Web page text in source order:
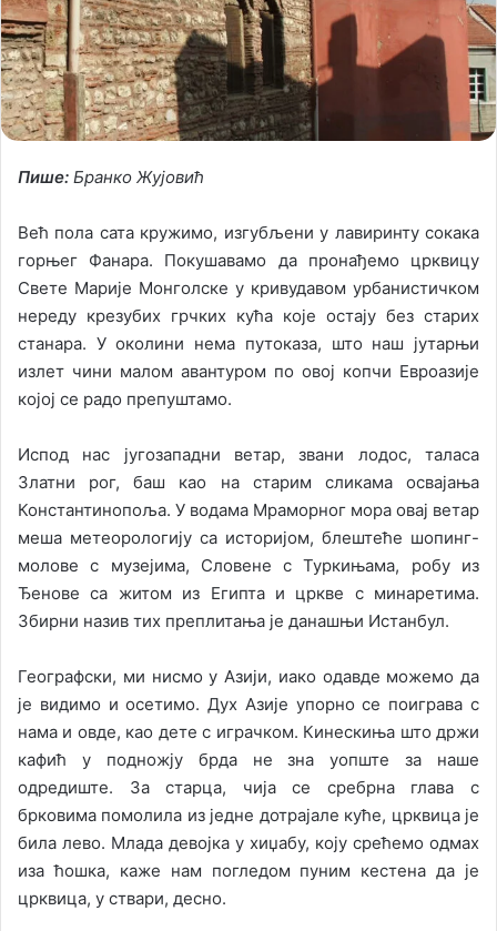
i
l
Пише: Бранко Жујовић
Већ пола сата кружимо, изгубљени у лавиринту сокака
горњег Фанара. Покушавамо да пронађемо црквицу
Свете Марије Монголске у кривудавом урбанистичком
нереду крезубих грчких кућа које остају без старих
станара. У околини нема путоказа, што наш јутарњи
излет чини малом авантуром по овој копчи Евроазије
којој се радо препуштамо.
Испод нас југозападни ветар, звани лодос, таласа
Златни рог, баш као на старим сликама освајања
Константинопоља. У водама Мраморног мора овај ветар
меша метеорологију са историјом, блештеће шопинг-
молове с музејима, Словене с Туркињама, робу из
Ђенове са житом из Египта и цркве с минаретима.
Збирни назив тих преплитања је данашњи Истанбул.
Географски, ми нисмо у Азији, иако одавде можемо да
је видимо и осетимо. Дух Азије упорно се поиграва с
нама и овде, као дете с играчком. Кинескиња што држи
кафић у подножју брда не зна уопште за наше
одредиште. За старца, чија се сребрна глава с
брковима помолила из једне дотрајале куће, црквица је
била лево. Млада девојка у хиџабу, коју срећемо одмах
иза ћошка, каже нам погледом пуним кестена да је
црквица, у ствари, десно.